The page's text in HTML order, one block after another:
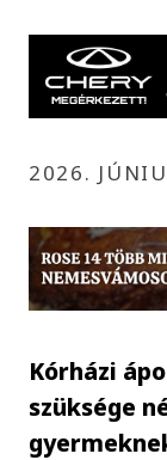
2026.
Kórházi
szüksége